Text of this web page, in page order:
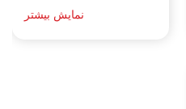
نمایش بیشتر